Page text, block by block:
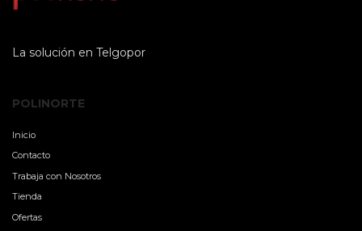
La solución en Telgopor
POLINORTE
Inicio
Contacto
Trabaja con Nosotros
Tienda
Ofertas